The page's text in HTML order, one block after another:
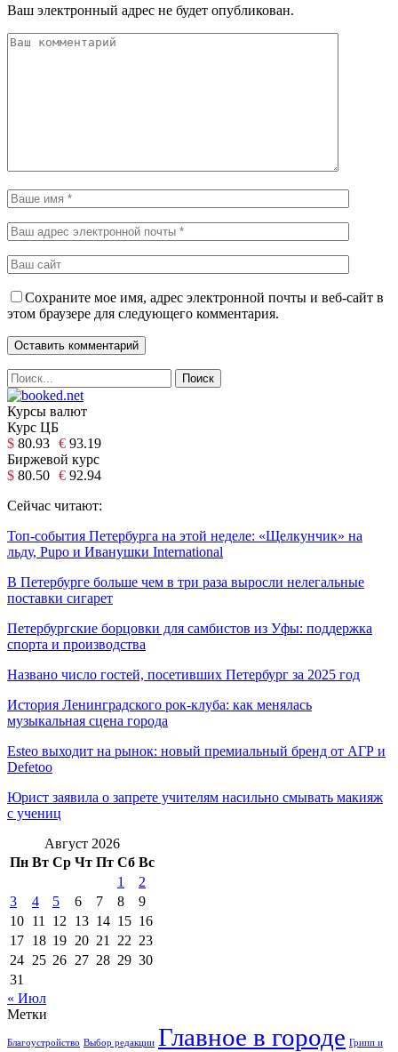
Ваш электронный адрес не будет опубликован.
Сохраните мое имя, адрес электронной почты и веб-сайт в
этом браузере для следующего комментария.
Курсы валют
Курс ЦБ
$ 80.93 € 93.19
Биржевой курс
$ 80.50 € 92.94
Сейчас читают:
Топ-события Петербурга на этой неделе: «Щелкунчик» на
льду, Pupo и Иванушки International
В Петербурге больше чем в три раза выросли нелегальные
поставки сигарет
Петербургские борцовки для самбистов из Уфы: поддержка
спорта и производства
Названо число гостей, посетивших Петербург за 2025 год
История Ленинградского рок-клуба: как менялась
музыкальная сцена города
Esteo выходит на рынок: новый премиальный бренд от АГР и
Defetoo
Юрист заявила о запрете учителям насильно смывать макияж
с учениц
Август 2026
Пн Вт Ср Чт Пт Сб Вс
1
2
3
4 5 6 7 8
9
10 11 12 13 14 15 16
17 18 19 20 21 22 23
24 25 26 27 28 29 30
31
« Июл
Метки
Благоустройство Выбор редакции Главное в городе Грипп и